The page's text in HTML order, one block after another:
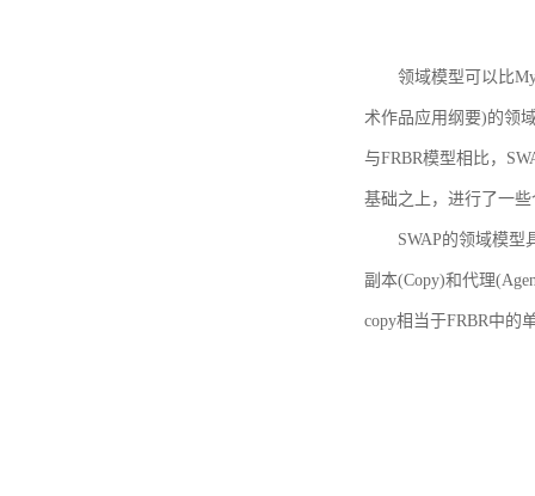
领域模型可以比
术作品应用纲要)的领
与FRBR模型相比，
基础之上，进行了一
SWAP的领域模型
副本(Copy)和代理
copy相当于FRBR中的